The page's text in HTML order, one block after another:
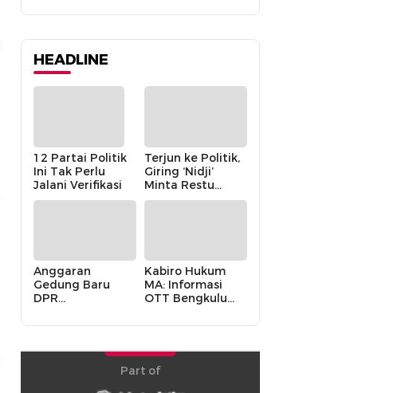
HEADLINE
12 Partai Politik
Ini Tak Perlu
Jalani Verifikasi
Terjun ke Politik,
Giring ‘Nidji’
Minta Restu
Keluarga
Anggaran
Gedung Baru
DPR
Cair karena
Budi” Pemerintah
Kabiro Hukum
MA: Informasi
OTT Bengkulu
Internal MA
Part of